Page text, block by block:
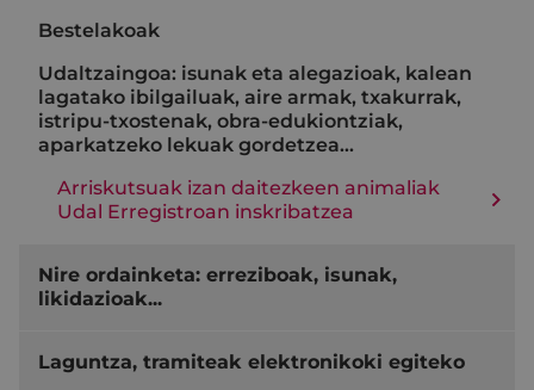
Bestelakoak
Udaltzaingoa: isunak eta alegazioak, kalean
lagatako ibilgailuak, aire armak, txakurrak,
istripu-txostenak, obra-edukiontziak,
aparkatzeko lekuak gordetzea...
Arriskutsuak izan daitezkeen animaliak
Udal Erregistroan inskribatzea
Nire ordainketa: erreziboak, isunak,
likidazioak...
Laguntza, tramiteak elektronikoki egiteko